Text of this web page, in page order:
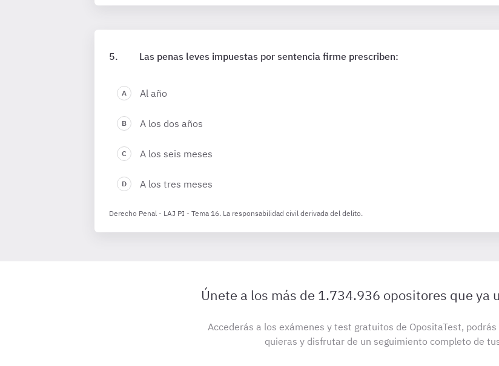
Las penas leves impuestas por sentencia firme prescriben:
Al año
A los dos años
A los seis meses
A los tres meses
Derecho Penal - LAJ PI - Tema 16. La responsabilidad civil derivada del delito.
Únete a los más de 1.734.936 opositores que ya
Accederás a los exámenes y test gratuitos de OpositaTest,
quieras y disfrutar de un seguimiento completo de